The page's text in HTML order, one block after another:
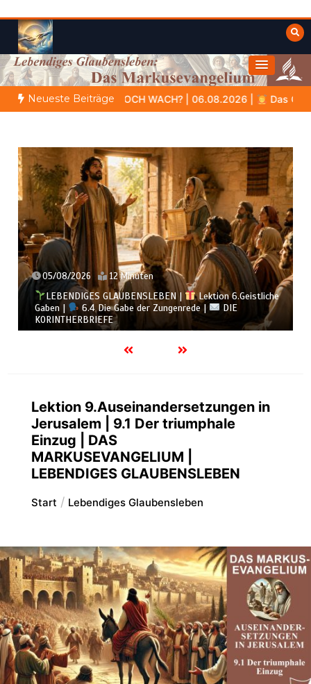
Inhalt
springen
Weisheiten der Bibel
Himmelwärts
Neueste Beiträge
NOCH WACH? | 06.08.2026 | Das Größte, was du geben
05/08/2026 12 Minuten
LEBENDIGES GLAUBENSLEBEN |
Lektion 6.Geistliche
Gaben |
6.4 Die Gabe der Zungenrede |
DIE
KORINTHERBRIEFE
Lektion 9.Auseinandersetzungen in
Jerusalem | 9.1 Der triumphale
Einzug | DAS
MARKUSEVANGELIUM |
LEBENDIGES GLAUBENSLEBEN
Start Lebendiges Glaubensleben